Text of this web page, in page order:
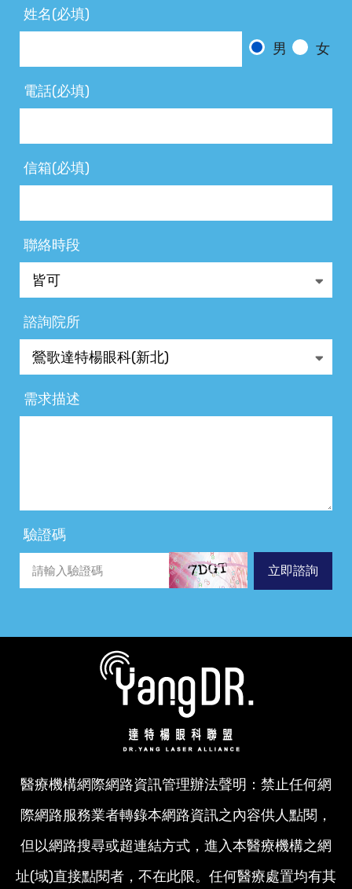
姓名(必填)
男
女
電話(必填)
信箱(必填)
聯絡時段
諮詢院所
需求描述
驗證碼
立即諮詢
醫療機構網際網路資訊管理辦法聲明：禁止任何網
際網路服務業者轉錄本網路資訊之內容供人點閱，
但以網路搜尋或超連結方式，進入本醫療機構之網
址(域)直接點閱者，不在此限。任何醫療處置均有其